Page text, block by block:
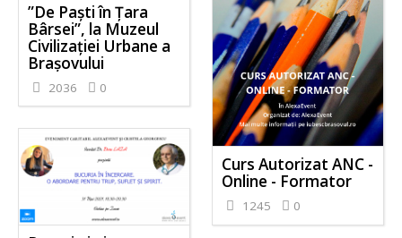
”De Paști în Țara
Bârsei”, la Muzeul
Civilizației Urbane a
Brașovului
2036 0
Curs Autorizat ANC -
Online - Formator
1245 0